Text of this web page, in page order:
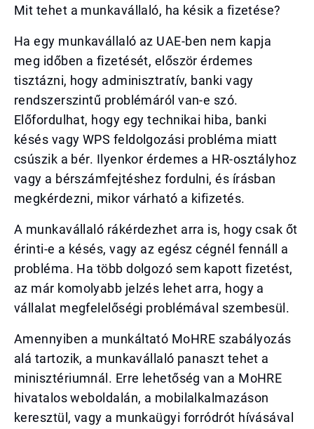
Mit tehet a munkavállaló, ha késik a fizetése?
Ha egy munkavállaló az UAE-ben nem kapja
meg időben a fizetését, először érdemes
tisztázni, hogy adminisztratív, banki vagy
rendszerszintű problémáról van-e szó.
Előfordulhat, hogy egy technikai hiba, banki
késés vagy WPS feldolgozási probléma miatt
csúszik a bér. Ilyenkor érdemes a HR-osztályhoz
vagy a bérszámfejtéshez fordulni, és írásban
megkérdezni, mikor várható a kifizetés.
A munkavállaló rákérdezhet arra is, hogy csak őt
érinti-e a késés, vagy az egész cégnél fennáll a
probléma. Ha több dolgozó sem kapott fizetést,
az már komolyabb jelzés lehet arra, hogy a
vállalat megfelelőségi problémával szembesül.
Amennyiben a munkáltató MoHRE szabályozás
alá tartozik, a munkavállaló panaszt tehet a
minisztériumnál. Erre lehetőség van a MoHRE
hivatalos weboldalán, a mobilalkalmazáson
keresztül, vagy a munkaügyi forródrót hívásával